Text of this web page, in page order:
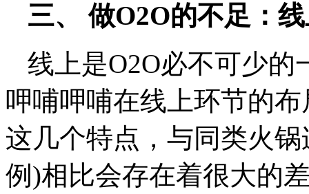
三、 做O2O的不足：
线上是O2O必不可少
呷哺呷哺在线上环节的
这几个特点，与同类火
例)相比会存在着很大的